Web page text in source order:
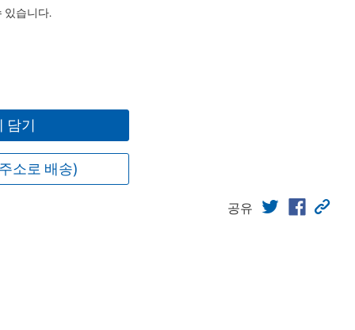
있습니다.
담기
소로 배송)
공유